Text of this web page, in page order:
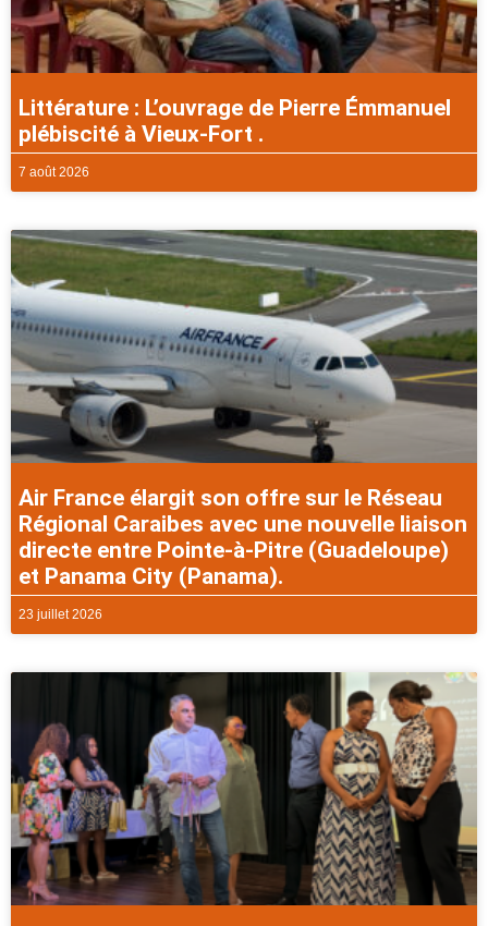
Littérature : L’ouvrage de Pierre Émmanuel
plébiscité à Vieux-Fort .
7 août 2026
Air France élargit son offre sur le Réseau
Régional Caraibes avec une nouvelle liaison
directe entre Pointe-à-Pitre (Guadeloupe)
et Panama City (Panama).
23 juillet 2026